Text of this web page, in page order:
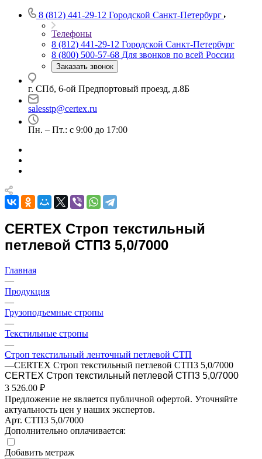
8 (812) 441-29-12 Городской Санкт-Петербург
Телефоны
8 (812) 441-29-12 Городской Санкт-Петербург
8 (800) 500-57-68 Для звонков по всей России
Заказать звонок
г. СПб, 6-ой Предпортовый проезд, д.8Б
salesstp@certex.ru
Пн. – Пт.: с 9:00 до 17:00
CERTEX Строп текстильный
петлевой СТП3 5,0/7000
Главная
—
Продукция
—
Грузоподъемные стропы
—
Текстильные стропы
—
Строп текстильный ленточный петлевой СТП
—CERTEX Строп текстильный петлевой СТП3 5,0/7000
CERTEX Строп текстильный петлевой СТП3 5,0/7000
3 526.00 ₽
Предложение не является публичной офертой. Уточняйте
актуальность цен у наших экспертов.
Арт. СТП3 5,0/7000
Дополнительно оплачивается:
Добавить метраж